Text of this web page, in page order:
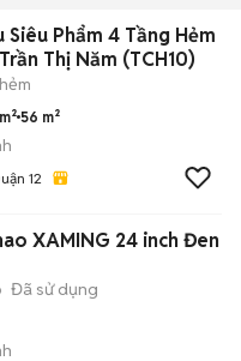
Phẩm 4 Tầng Hẻm
Thị Năm (TCH10)
56 m²
12
XAMING 24 inch Đen
Đã sử dụng